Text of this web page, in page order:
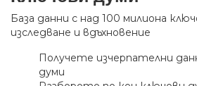
База данни с над 100 милиона
изследване и вдъхновение
Получете изчерпателни
думи